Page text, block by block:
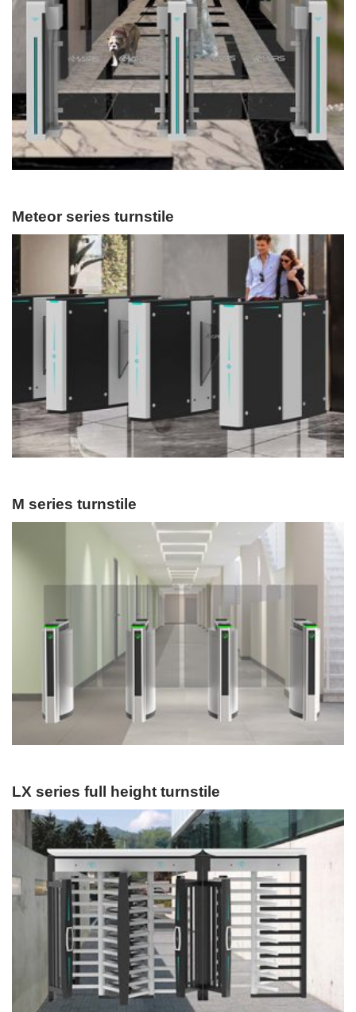
Meteor series turnstile
M series turnstile
LX series full height turnstile